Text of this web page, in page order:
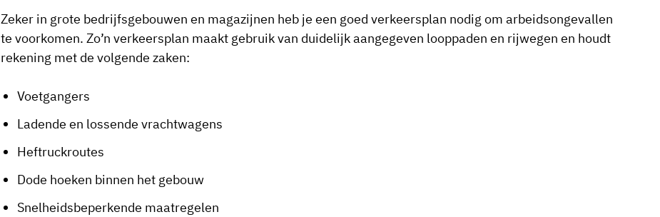
Zeker in grote bedrijfsgebouwen en magazijnen heb je een goed verkeersplan nodig om arbeidsongevallen
te voorkomen. Zo’n verkeersplan maakt gebruik van duidelijk aangegeven looppaden en rijwegen en houdt
rekening met de volgende zaken:
Voetgangers
Ladende en lossende vrachtwagens
Heftruckroutes
Dode hoeken binnen het gebouw
Snelheidsbeperkende maatregelen